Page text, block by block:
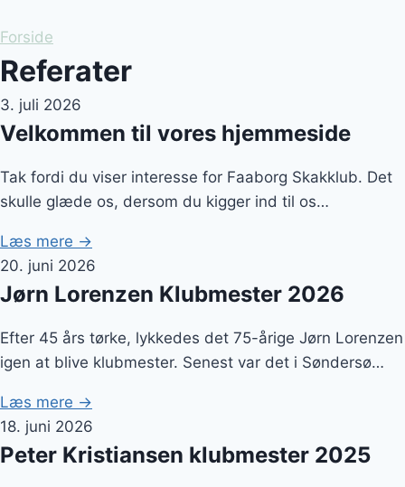
Forside
Referater
3. juli 2026
Velkommen til vores hjemmeside
Tak fordi du viser interesse for Faaborg Skakklub. Det
skulle glæde os, dersom du kigger ind til os…
Læs mere →
20. juni 2026
Jørn Lorenzen Klubmester 2026
Efter 45 års tørke, lykkedes det 75-årige Jørn Lorenzen
igen at blive klubmester. Senest var det i Søndersø…
Læs mere →
18. juni 2026
Peter Kristiansen klubmester 2025